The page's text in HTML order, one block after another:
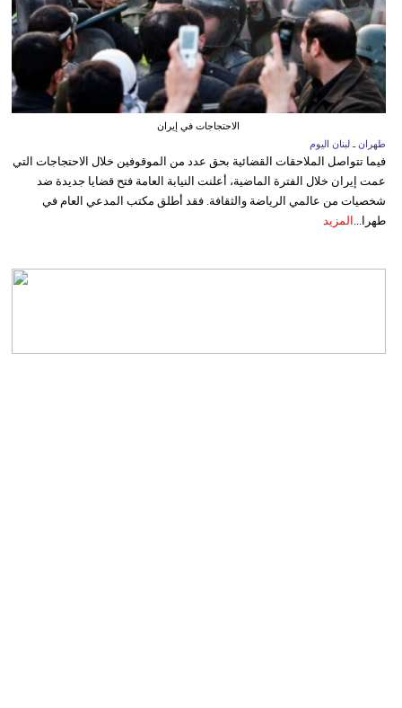
الاحتجاجات في إيران
طهران ـ لبنان اليوم
فيما تتواصل الملاحقات القضائية بحق عدد من الموقوفين خلال الاحتجاجات التي
عمت إيران خلال الفترة الماضية، أعلنت النيابة العامة فتح قضايا جديدة ضد
شخصيات من عالمي الرياضة والثقافة. فقد أطلق مكتب المدعي العام في
طهرا... المزيد